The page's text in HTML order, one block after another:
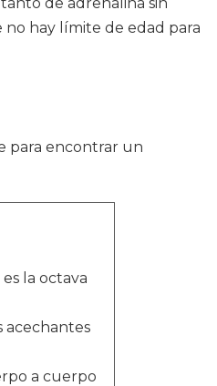
no hay límite de edad para
para encontrar un
la octava
acechantes
a cuerpo